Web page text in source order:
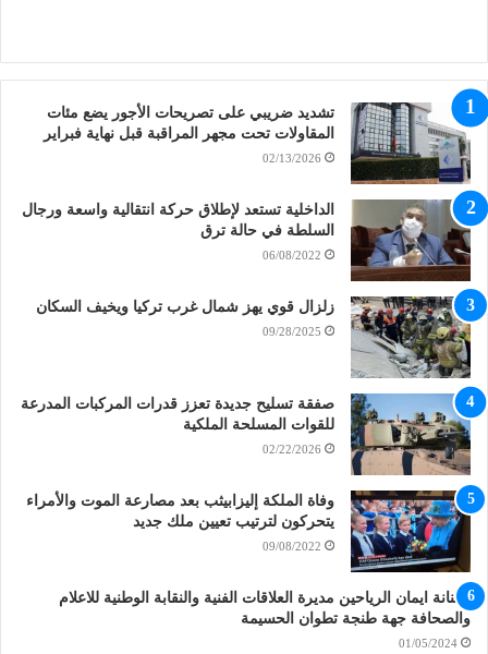
تشديد ضريبي على تصريحات الأجور يضع مئات
المقاولات تحت مجهر المراقبة قبل نهاية فبراير
02/13/2026
الداخلية تستعد لإطلاق حركة انتقالية واسعة ورجال
السلطة في حالة ترق
06/08/2022
زلزال قوي يهز شمال غرب تركيا ويخيف السكان
09/28/2025
صفقة تسليح جديدة تعزز قدرات المركبات المدرعة
للقوات المسلحة الملكية
02/22/2026
وفاة الملكة إليزابيثب بعد مصارعة الموت والأمراء
يتحركون لترتيب تعيين ملك جديد
09/08/2022
الفنانة ايمان الرياحين مديرة العلاقات الفنية والنقابة الوطنية للاعلام
والصحافة جهة طنجة تطوان الحسيمة
01/05/2024